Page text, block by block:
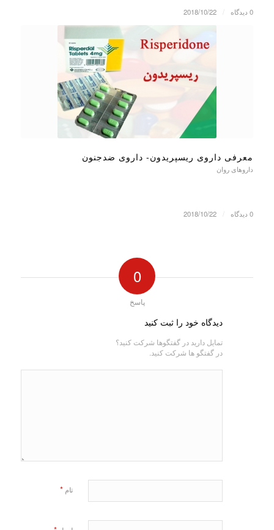
0 دیدگاه 2018/10/22
معرفی داروی ریسپریدون- داروی ضدجنون
داروهای روان
0 دیدگاه 2018/10/22
0
پاسخ
دیدگاه خود را ثبت کنید
تمایل دارید در گفتگوها شرکت کنید؟
در گفتگو ها شرکت کنید.
نام *